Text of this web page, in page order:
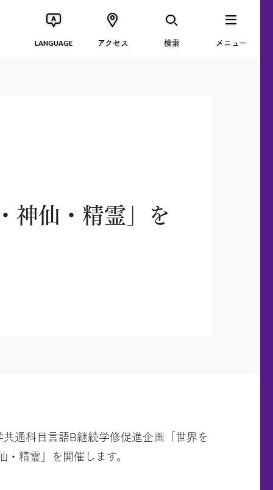
LANGUAGE アクセス 検索 メニュー
神仙・精霊」を
通科目言語B継続学修促進企画「世界を
精霊」を開催します。